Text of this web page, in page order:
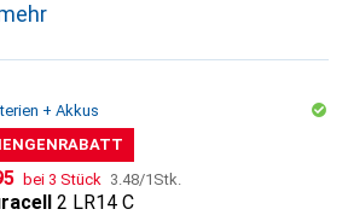
+ Akkus
bei 3 Stück CHF
3.48/1Stk.
2 LR14 C